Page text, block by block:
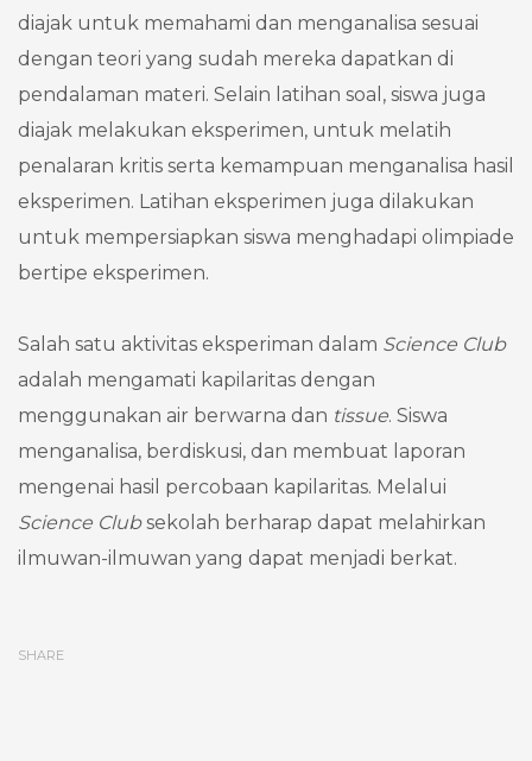
diajak untuk memahami dan menganalisa sesuai
dengan teori yang sudah mereka dapatkan di
pendalaman materi. Selain latihan soal, siswa juga
diajak melakukan eksperimen, untuk melatih
penalaran kritis serta kemampuan menganalisa hasil
eksperimen. Latihan eksperimen juga dilakukan
untuk mempersiapkan siswa menghadapi olimpiade
bertipe eksperimen.
Salah satu aktivitas eksperiman dalam Science Club
adalah mengamati kapilaritas dengan
menggunakan air berwarna dan tissue. Siswa
menganalisa, berdiskusi, dan membuat laporan
mengenai hasil percobaan kapilaritas. Melalui
Science Clubsekolah berharap dapat melahirkan
ilmuwan-ilmuwan yang dapat menjadi berkat.
SHARE